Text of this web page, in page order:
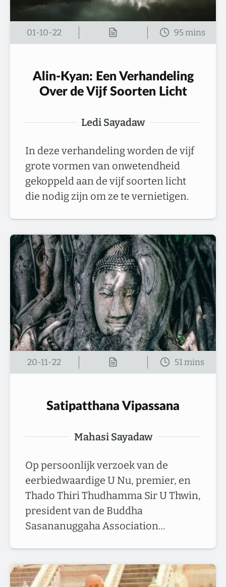
01-10-22
Alin-Kyan: Een Verhandeling
Over de Vijf Soorten Licht
Ledi Sayadaw
In deze verhandeling worden de vijf
grote vormen van onwetendheid
gekoppeld aan de vijf soorten licht
die nodig zijn om ze te vernietigen.
20-11-22
Satipatthana Vipassana
Mahasi Sayadaw
Op persoonlijk verzoek van de
eerbiedwaardige U Nu, premier, en
Thado Thiri Thudhamma Sir U Thwin,
president van de Buddha
Sasananuggaha Association…